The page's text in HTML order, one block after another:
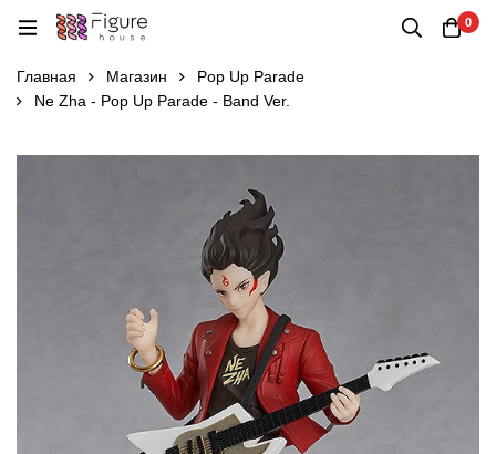
0
Главная Магазин
Pop Up Parade
Ne Zha - Pop Up Parade - Band Ver.